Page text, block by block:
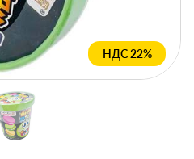
НДС 22%